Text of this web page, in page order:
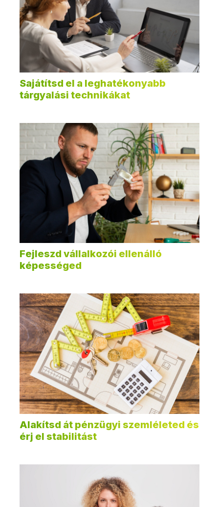
Sajátítsd el a leghatékonyabb
tárgyalási technikákat
Fejleszd vállalkozói ellenálló
képességed
Alakítsd át pénzügyi szemléleted és
érj el stabilitást